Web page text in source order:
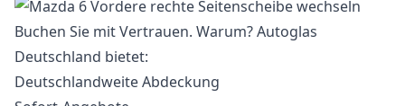
Buchen Sie mit Vertrauen. Warum? Autoglas
Deutschland bietet:
Deutschlandweite Abdeckung